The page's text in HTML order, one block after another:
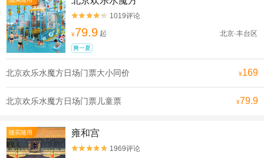

 1019评论
¥79.9 起 北京·丰台区
爽一夏
北京欢乐水魔方日场门票大小同价 ¥169
北京欢乐水魔方日场门票儿童票 ¥79.9
随买随用 雍和宫

 1969评论